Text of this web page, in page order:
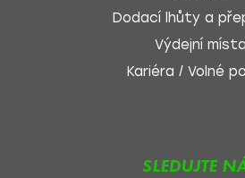
Dodací lhůty a
Výdejní místa
Kariéra / Volné
SLEDUJTE